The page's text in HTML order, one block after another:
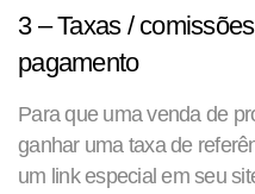
3 – Taxas /
pagamento
Para que uma venda de
ganhar uma taxa de
um link especial em seu